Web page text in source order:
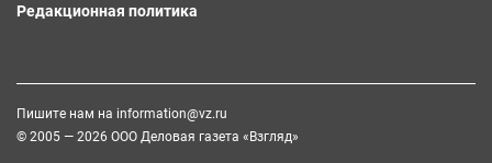
Редакционная политика
Пишите нам на information@vz.ru
© 2005 — 2026 ООО Деловая газета «Взгляд»